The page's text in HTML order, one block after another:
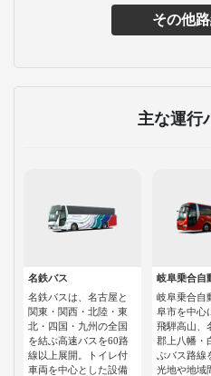
その他
主な運行
名鉄バス
名鉄バスは、名古屋と
関東・関西・北陸・東
北・四国・九州の全国
を結ぶ高速バスを60路
線以上展開。トイレ付
車両を中心とした設備
岐阜乗合自
岐阜乗合自
阜市を中心
飛騨高山、
郡上八幡・
ぶバス路線
光地や地域